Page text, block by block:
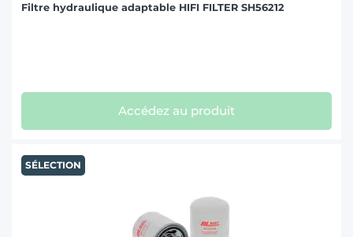
Filtre hydraulique adaptable HIFI FILTER SH56212
Accédez au produit
SÉLECTION